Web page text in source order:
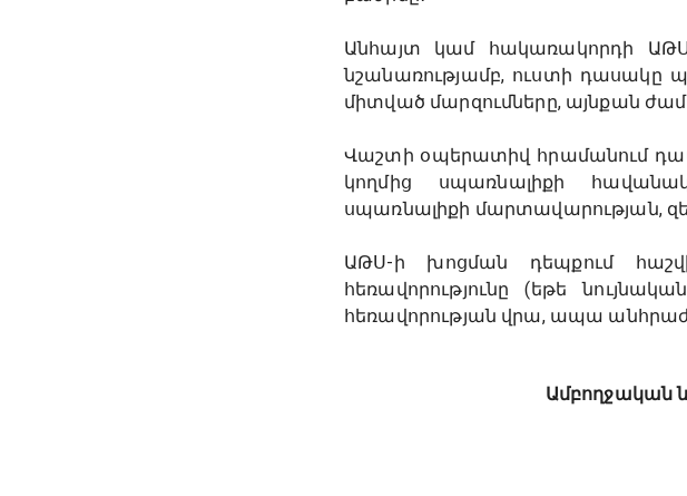
Անհայտ կամ հակառակորդի
նշանառությամբ, ուստի դասակը
միտված մարզումները, այնքան
Վաշտի օպերատիվ հրամանում
կողմից սպառնալիքի
սպառնալիքի մարտավարության,
ԱԹՍ-ի խոցման դեպքում
հեռավորությունը (եթե
հեռավորության վրա, ապա
Ամբողջական